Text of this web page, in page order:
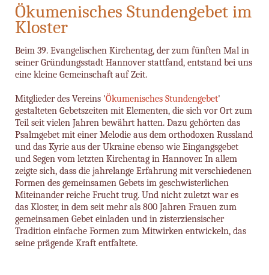
Ökumenisches Stundengebet im
Kloster
Beim 39. Evangelischen Kirchentag, der zum fünften Mal in
seiner Gründungsstadt Hannover stattfand, entstand bei uns
eine kleine Gemeinschaft auf Zeit.
Mitglieder des Vereins 'Ökumenisches Stundengebet'
gestalteten Gebetszeiten mit Elementen, die sich vor Ort zum
Teil seit vielen Jahren bewährt hatten. Dazu gehörten das
Psalmgebet mit einer Melodie aus dem orthodoxen Russland
und das Kyrie aus der Ukraine ebenso wie Eingangsgebet
und Segen vom letzten Kirchentag in Hannover. In allem
zeigte sich, dass die jahrelange Erfahrung mit verschiedenen
Formen des gemeinsamen Gebets im geschwisterlichen
Miteinander reiche Frucht trug. Und nicht zuletzt war es
das Kloster, in dem seit mehr als 800 Jahren Frauen zum
gemeinsamen Gebet einladen und in zisterziensischer
Tradition einfache Formen zum Mitwirken entwickeln, das
seine prägende Kraft entfaltete.